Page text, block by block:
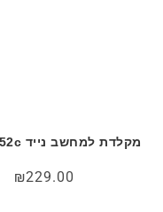
מקלדת למחשב נייד asus d552c
₪229.00